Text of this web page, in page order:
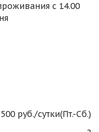
с 14.00
руб./сутки(Пт.-Сб.)